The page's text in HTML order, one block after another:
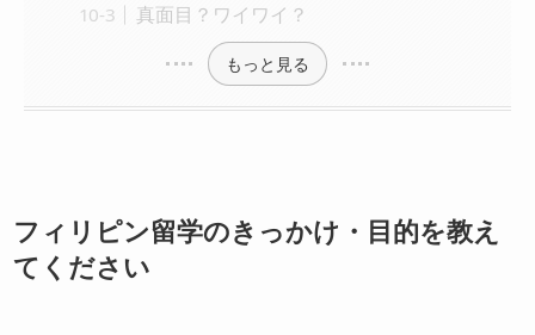
真面目？ワイワイ？
もっと見る
フィリピン留学のきっかけ・目的を教え
てください